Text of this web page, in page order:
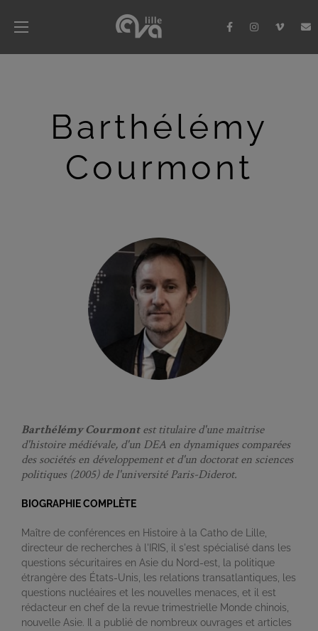
Barthélémy
Courmont
Barthélémy Courmontest titulaire d'une maîtrise
d'histoire médiévale, d'un DEA en dynamiques comparées
des sociétés en développement et d'un doctorat en sciences
politiques (2005) de l'université Paris-Diderot.
BIOGRAPHIE COMPLÈTE
Maître de conférences en Histoire à la Catho de Lille,
directeur de recherches à l'IRIS, il s'est spécialisé dans les
questions sécuritaires en Asie du Nord-est, la politique
étrangère des États-Unis, les relations transatlantiques, les
questions nucléaires et les nouvelles menaces, et il est
rédacteur en chef de la revue trimestrielle Monde chinois,
nouvelle Asie. Il a publié de nombreux ouvrages et articles